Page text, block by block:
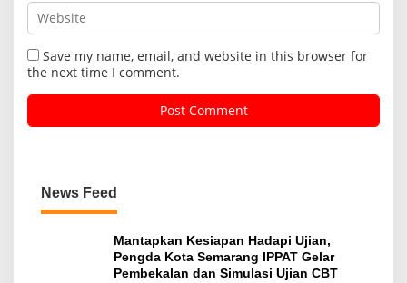
Save my name, email, and website in this browser for
the next time I comment.
News Feed
Mantapkan Kesiapan Hadapi Ujian,
Pengda Kota Semarang IPPAT Gelar
Pembekalan dan Simulasi Ujian CBT